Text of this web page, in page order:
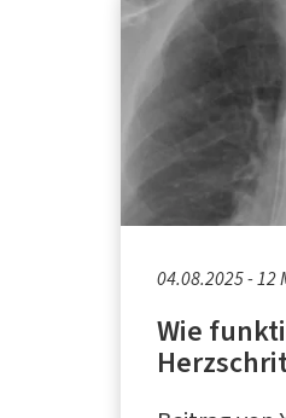
04.08.2025 - 12
Wie